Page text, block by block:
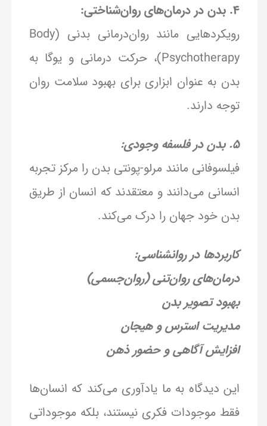
4. بدن در درمان‌های روان‌شناختی:
رویکردهایی مانند روان‌درمانی بدنی (Body
Psychotherapy)، حرکت درمانی و یوگا به
بدن به عنوان ابزاری برای بهبود سلامت روان
توجه دارند.
5. بدن در فلسفه وجودی:
فیلسوفانی مانند مرلو-پونتی بدن را مرکز تجربه
انسانی می‌دانند و معتقدند که انسان از طریق
بدن خود جهان را درک می‌کند.
کاربردها در روانشناسی:
درمان‌های روان‌تنی (روان‌جسمی)
بهبود تصویر بدن
مدیریت استرس و هیجان
افزایش آگاهی و حضور ذهن
این دیدگاه به ما یادآوری می‌کند که انسان‌ها
فقط موجودات فکری نیستند، بلکه موجوداتی